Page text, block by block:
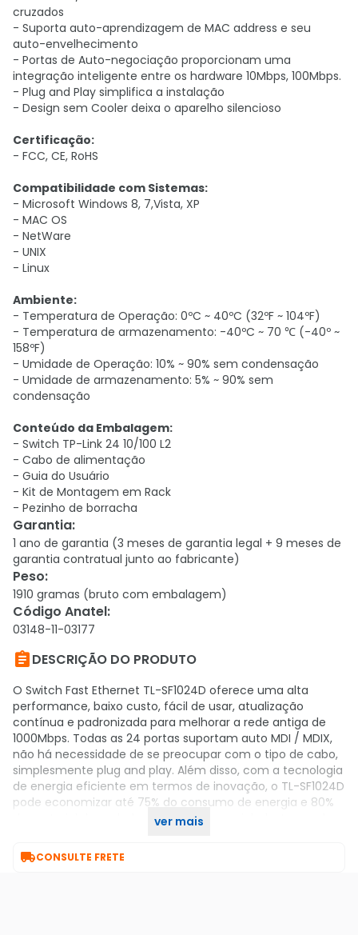
cruzados
- Suporta auto-aprendizagem de MAC address e seu
auto-envelhecimento
- Portas de Auto-negociação proporcionam uma
integração inteligente entre os hardware 10Mbps, 100Mbps.
- Plug and Play simplifica a instalação
- Design sem Cooler deixa o aparelho silencioso
Certificação:
- FCC, CE, RoHS
Compatibilidade com Sistemas:
- Microsoft Windows 8, 7,Vista, XP
- MAC OS
- NetWare
- UNIX
- Linux
Ambiente:
- Temperatura de Operação: 0ºC ~ 40ºC (32ºF ~ 104ºF)
- Temperatura de armazenamento: -40ºC ~ 70 ℃ (-40º ~
158ºF)
- Umidade de Operação: 10% ~ 90% sem condensação
- Umidade de armazenamento: 5% ~ 90% sem
condensação
Conteúdo da Embalagem:
- Switch TP-Link 24 10/100 L2
- Cabo de alimentação
- Guia do Usuário
- Kit de Montagem em Rack
- Pezinho de borracha
Garantia:
1 ano de garantia (3 meses de garantia legal + 9 meses de
garantia contratual junto ao fabricante)
Peso:
1910 gramas (bruto com embalagem)
Código Anatel:
03148-11-03177
DESCRIÇÃO DO PRODUTO
O Switch Fast Ethernet TL-SF1024D oferece uma alta
performance, baixo custo, fácil de usar, atualização
contínua e padronizada para melhorar a rede antiga de
1000Mbps. Todas as 24 portas suportam auto MDI / MDIX,
não há necessidade de se preocupar com o tipo de cabo,
simplesmente plug and play. Além disso, com a tecnologia
de energia eficiente em termos de inovação, o TL-SF1024D
pode economizar até 75% do consumo de energia e 80%
do material de embalagem pode ser reciclado, tornando-
ver mais
CONSULTE FRETE